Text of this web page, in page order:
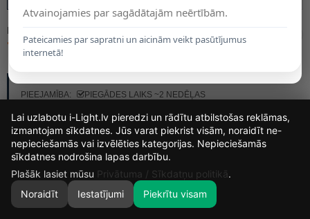
0
MODELIS:
76.75€
PIEEJAMĪBA:
PIEGĀDES LAIKS ~2 NEDĒĻAS
Atvainojamies par sagādātajām neērtībām.
Pateicamies par sapratni un aicinām veikt pasūtījumus
internetā!
15
DIENAS
12
STUNDAS
18
MIN.
55
Lai uzlabotu i-Light.lv pieredzi un rādītu atbilstošas reklāmas,
izmantojam sīkdatnes. Jūs varat piekrist visām, noraidīt ne-
nepieciešamās vai izvēlēties kategorijas. Nepieciešamās
sīkdatnes nodrošina lapas darbību.
Plašāk lasiet mūsu Privātuma / Sīkdatņu politikā.
Noraidīt
Iestatījumi Piekrītu visam